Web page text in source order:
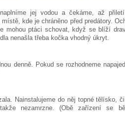
jej vodou a čekáme, až
kde je chráněno před predátory.
mohou ptáci schovat, když se blíží
nenašla třeba kočka vhodný úkryt.
denně. Pokud se rozhodneme
Nainstalujeme do něj topné tělísko,
nezamrzne. (Obě zařízení se